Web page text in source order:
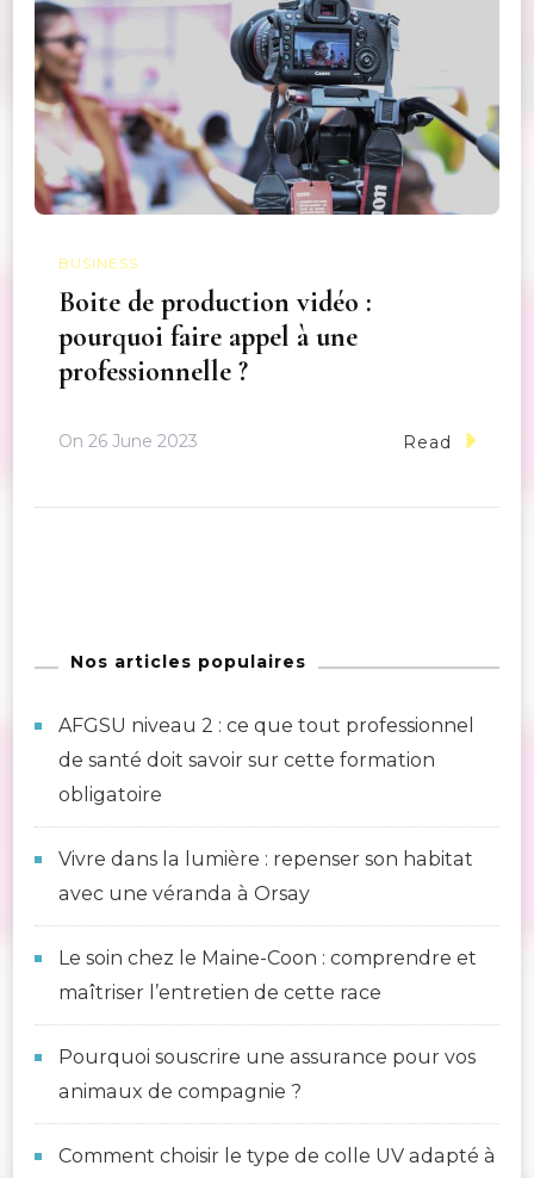
BUSINESS
Boite de production vidéo :
pourquoi faire appel à une
professionnelle ?
On 26 June 2023 Read
Nos articles populaires
AFGSU niveau 2 : ce que tout professionnel
de santé doit savoir sur cette formation
obligatoire
Vivre dans la lumière : repenser son habitat
avec une véranda à Orsay
Le soin chez le Maine-Coon : comprendre et
maîtriser l’entretien de cette race
Pourquoi souscrire une assurance pour vos
animaux de compagnie ?
Comment choisir le type de colle UV adapté à